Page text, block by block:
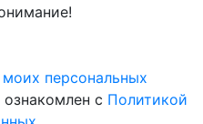
персональных
с Политикой